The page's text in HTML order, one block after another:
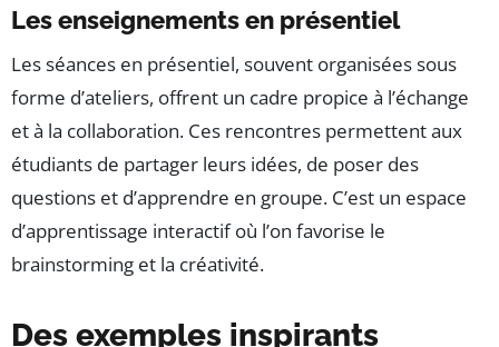
Les enseignements en présentiel
Les séances en présentiel, souvent organisées sous
forme d’ateliers, offrent un cadre propice à l’échange
et à la collaboration. Ces rencontres permettent aux
étudiants de partager leurs idées, de poser des
questions et d’apprendre en groupe. C’est un espace
d’apprentissage interactif où l’on favorise le
brainstorming et la créativité.
Des exemples inspirants